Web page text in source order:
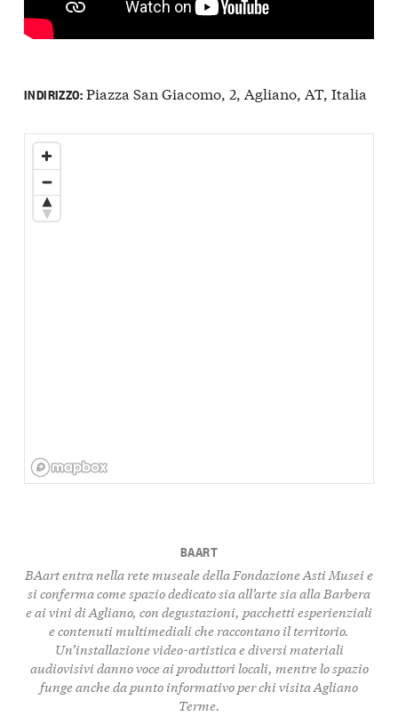
INDIRIZZO:Piazza San Giacomo, 2, Agliano, AT, Italia
BAART
BAart entra nella rete museale della Fondazione Asti Musei e
si conferma come spazio dedicato sia all’arte sia allaBarbera
e ai vini di Agliano, con degustazioni, pacchetti esperienziali
e contenuti multimediali che raccontano il territorio.
Un’installazione video-artistica e diversi materiali
audiovisivi danno voce ai produttori locali, mentre lo spazio
funge anche da punto informativo per chi visita Agliano
Terme.